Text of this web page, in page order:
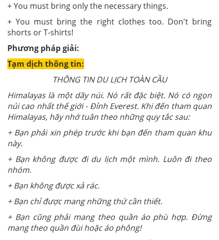
+ You must bring only the necessary things.
+ You must bring the right clothes too. Don't bring
shorts or T-shirts!
Phương pháp giải:
Tạm dịch thông tin:
THÔNG TIN DU LỊCH TOÀN CẦU
Himalayas là một dãy núi. Nó rất đặc biệt. Nó có ngọn
núi cao nhất thế giới - Đỉnh Everest. Khi đến tham quan
Himalayas, hãy nhớ tuân theo những quy tắc sau:
+ Bạn phải xin phép trước khi bạn đến tham quan khu
này.
+ Bạn không được đi du lịch một mình. Luôn đi theo
nhóm.
+ Bạn không được xả rác.
+ Bạn chỉ được mang những thứ cần thiết.
+ Bạn cũng phải mang theo quần áo phù hợp. Đừng
mang theo quần đùi hoặc áo phông!